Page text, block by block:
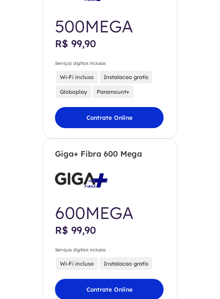
500MEGA
R$ 99,90
Serviços digitais inclusos
Wi-Fi incluso Instalacao gratis
Globoplay Paramount+
Contrate Online
Giga+ Fibra 600 Mega
600MEGA
R$ 99,90
Serviços digitais inclusos
Wi-Fi incluso Instalacao gratis
Contrate Online